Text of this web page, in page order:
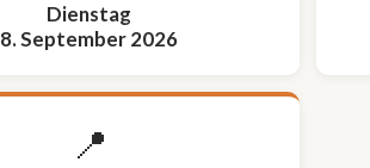
Dienstag
8. September 2026
📍